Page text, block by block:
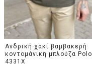
Ανδρική χακί βαμβακερή
κοντομάνικη μπλούζα Polo
4331X